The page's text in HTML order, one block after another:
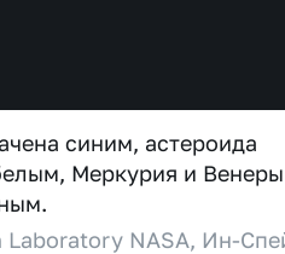
синим, астероида
Меркурия и
NASA, Ин-